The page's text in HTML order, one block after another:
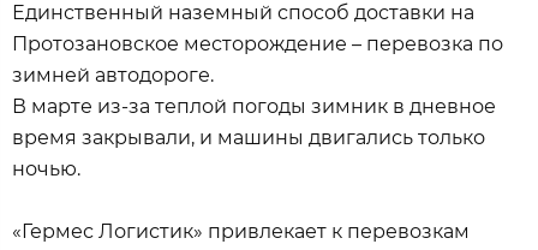
Единственный наземный способ доставки на
Протозановское месторождение – перевозка по
зимней автодороге.
В марте из-за теплой погоды зимник в дневное
время закрывали, и машины двигались только
ночью.
«Гермес Логистик» привлекает к перевозкам